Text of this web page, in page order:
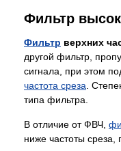
Фильтр
Фильтр верхних
другой фильтр,
сигнала, при этом
частота среза .
типа фильтра.
В отличие от ФВЧ,
ниже частоты среза,